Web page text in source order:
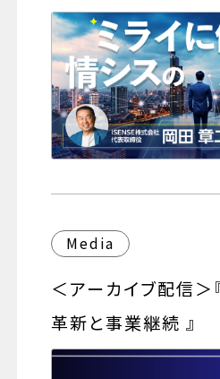
Media
＜アーカイブ配信＞
革新と事業継続 』